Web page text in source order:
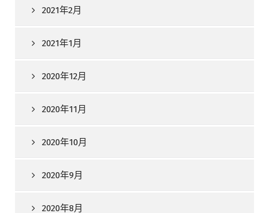
2021年2月
2021年1月
2020年12月
2020年11月
2020年10月
2020年9月
2020年8月